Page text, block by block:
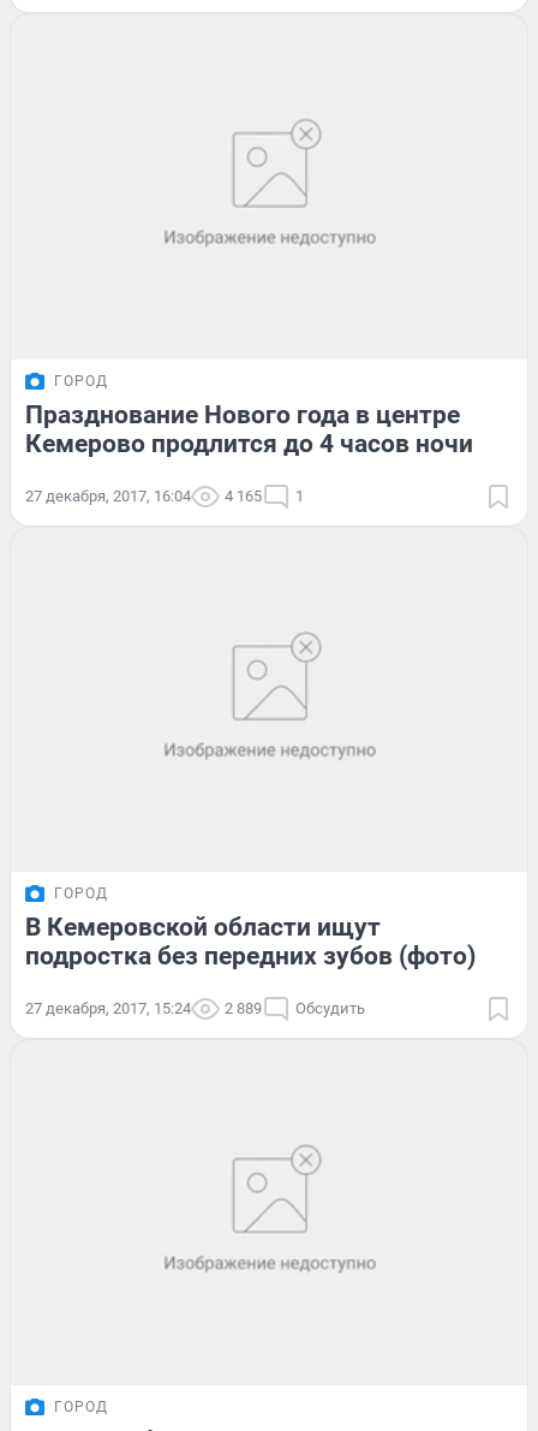
ГОРОД
Празднование Нового года в центре
Кемерово продлится до 4 часов ночи
27 декабря, 2017, 16:04 4 165 1
ГОРОД
В Кемеровской области ищут
подростка без передних зубов (фото)
27 декабря, 2017, 15:24 2 889 Обсудить
ГОРОД